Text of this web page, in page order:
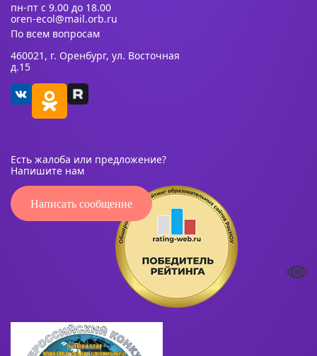
пн-пт с 9.00 до 18.00
oren-ecol@mail.orb.ru
По всем вопросам
460021, г. Оренбург, ул. Восточная
д.15
Есть жалоба или предложение?
Напишите нам
Написать сообщение